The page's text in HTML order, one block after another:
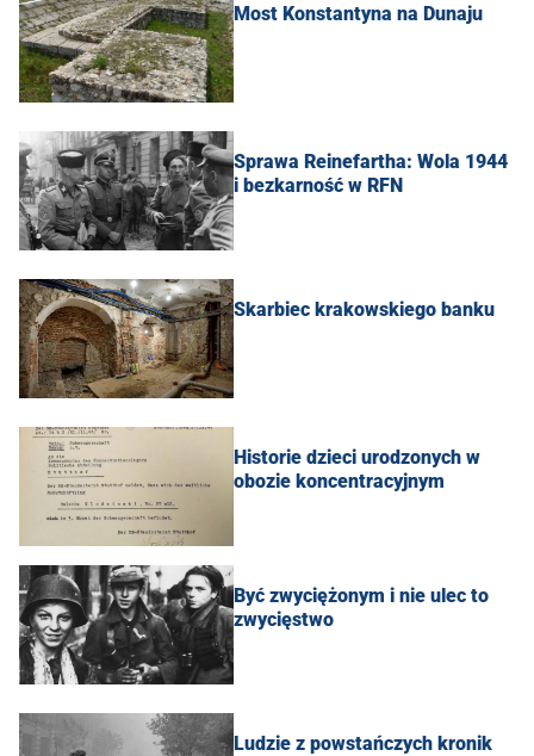
Most Konstantyna na Dunaju
Sprawa Reinefartha: Wola 1944
i bezkarność w RFN
Skarbiec krakowskiego banku
Historie dzieci urodzonych w
obozie koncentracyjnym
Być zwyciężonym i nie ulec to
zwycięstwo
Ludzie z powstańczych kronik